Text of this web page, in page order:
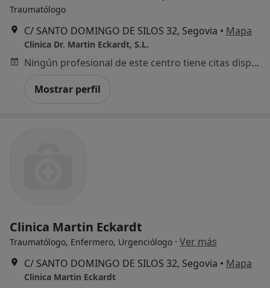
Traumatólogo
C/ SANTO DOMINGO DE SILOS 32, Segovia • Mapa
Clinica Dr. Martin Eckardt, S.L.
Ningún profesional de este centro tiene citas disponibles
Mostrar perfil
Clinica Martin Eckardt
Traumatólogo, Enfermero, Urgenciólogo · Ver más
C/ SANTO DOMINGO DE SILOS 32, Segovia • Mapa
Clinica Martin Eckardt